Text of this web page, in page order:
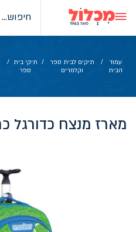
content
עמוד
הבית
/
תיקים לבית ספר
וקלמרים
/ תיקי בית
ספר
/
מארז מנצח כדורגל